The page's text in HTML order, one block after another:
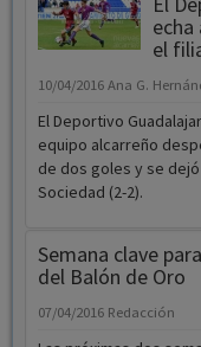
el
10/04/2016 Ana G.
El Deportivo
equipo alcarreño
de dos goles y se
Sociedad (2-2).
Semana clave
del Balón de Oro
07/04/2016 Redacción